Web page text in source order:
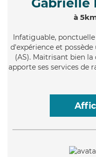
Gabrielle
à
Infatiguable,
d'expérience et
(AS). Maitrisant bien
apporte ses services de